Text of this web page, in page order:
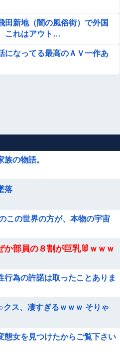
田新地（闇の風俗街）で外国
これはアウト…
になってる最高のＡＶ一作あ
の物語。
落
この世界の方が、本物の宇宙
か部員の８割が巨乳🐰ｗｗｗ
行為の許諾は取ったことありま
クス、凄すぎるｗｗｗ そりゃ
態女を見つけたからご覧下さい